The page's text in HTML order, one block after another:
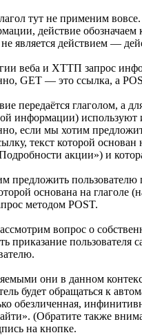
тут не применим
действие
является действием —
веба и ХТТП запрос
GET — это ссылка, а
передаётся глаголом, а
информации) используют
если мы хотим
текст которой
акции») и
предложить пользователю
основана на глаголе
методом POST.
вопрос о
приказание пользователя
они в данном
будет обращаться к
обезличенная,
(Обратите также
на кнопке.